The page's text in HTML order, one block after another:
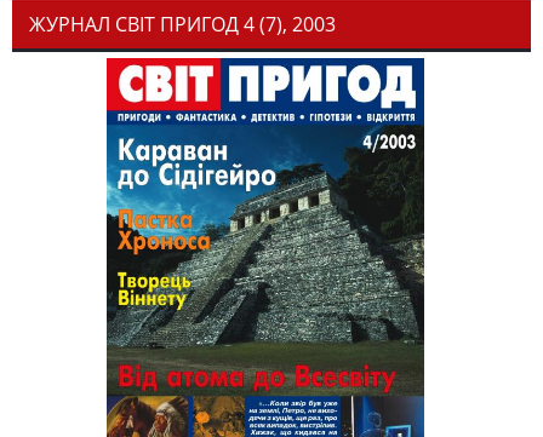
ЖУРНАЛ СВІТ ПРИГОД 4 (7), 2003